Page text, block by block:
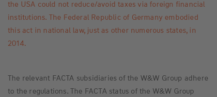
the USA could not reduce/avoid taxes via foreign financial
institutions. The Federal Republic of Germany embodied
this act in national law, just as other numerous states, in
2014.
The relevant FACTA subsidiaries of the W&W Group adhere
to the regulations. The FACTA status of the W&W Group